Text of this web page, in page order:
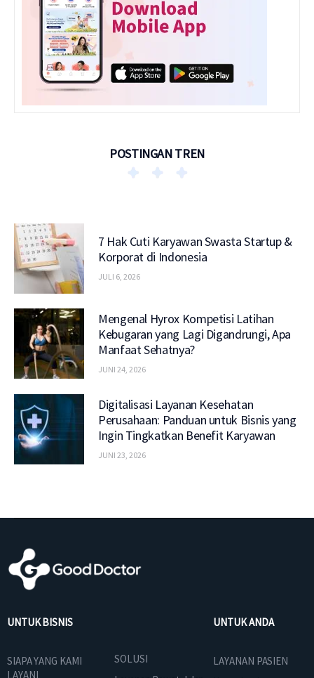
POSTINGAN TREN
7 Hak Cuti Karyawan Swasta Startup &
Korporat di Indonesia
JULI 6, 2026
Mengenal Hyrox Kompetisi Latihan
Kebugaran yang Lagi Digandrungi, Apa
Manfaat Sehatnya?
JUNI 24, 2026
Digitalisasi Layanan Kesehatan
Perusahaan: Panduan untuk Bisnis yang
Ingin Tingkatkan Benefit Karyawan
JUNI 23, 2026
UNTUK BISNIS
SIAPA YANG KAMI
LAYANI
SOLUSI
UNTUK ANDA
LAYANAN PASIEN